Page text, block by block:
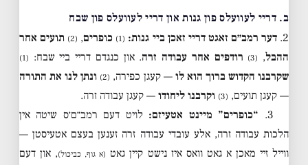
ב. דריי לעוועלס פון גנות און דריי לעוועלס פון שבח
2. דער רמב״ם זאגט דריי זאכן ביי גנות: (1) כופרים,
(2)
תועים אחר
ההבל,
(3) רודפים אחר עבודה זרה. און כנגדם דריי ביי שבח: (1)
שקרבנו הקדוש ברוך הוא לו — קעגן כפירה, (2)
ונתן לנו את התורה
— קעגן תועים, (3) וקרבנו ליחודו — קעגן עבודה זרה.
3.
“כופרים” מיינט אטעיזם: לויט דעם רמב״ם׳ס שיטה אין
הלכות עבודה זרה, אלע עובדי עבודה זרה זענען בעצם אטעיסטן —
ווייל זיי מאכן א גאט וואס איז נישט קיין גאט (א גוף, כביכול), און דעם